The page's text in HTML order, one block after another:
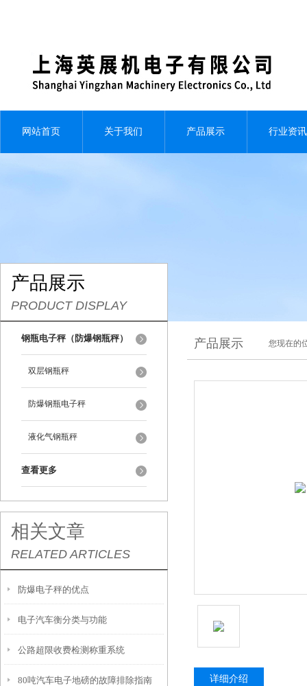
网站首页 关于我们 产品展示 行业资讯
产品展示
PRODUCT DISPLAY
钢瓶电子秤（防爆钢瓶秤）
双层钢瓶秤
防爆钢瓶电子秤
液化气钢瓶秤
查看更多
相关文章
RELATED ARTICLES
防爆电子秤的优点
电子汽车衡分类与功能
公路超限收费检测称重系统
80吨汽车电子地磅的故障排除指南
产品展示 您现在的
详细介绍